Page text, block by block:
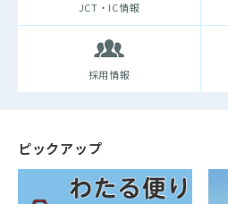
JCT・IC情報
採用情報
ピックアップ